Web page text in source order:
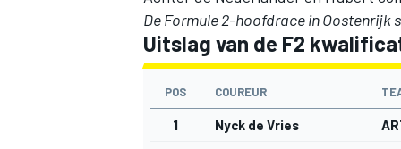
De Formule 2-hoofdrace in
Uitslag van de F2
POS COUREUR
1 Nyck de Vries